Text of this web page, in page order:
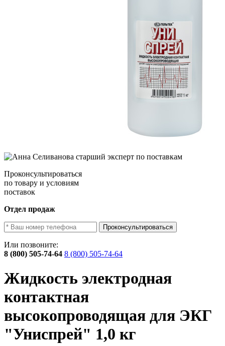
Проконсультироваться
по товару и условиям
поставок
Отдел продаж
Проконсультироваться
Или позвоните:
8 (800) 505-74-64 8 (800) 505-74-64
Жидкость электродная
контактная
высокопроводящая для ЭКГ
"Униспрей" 1,0 кг